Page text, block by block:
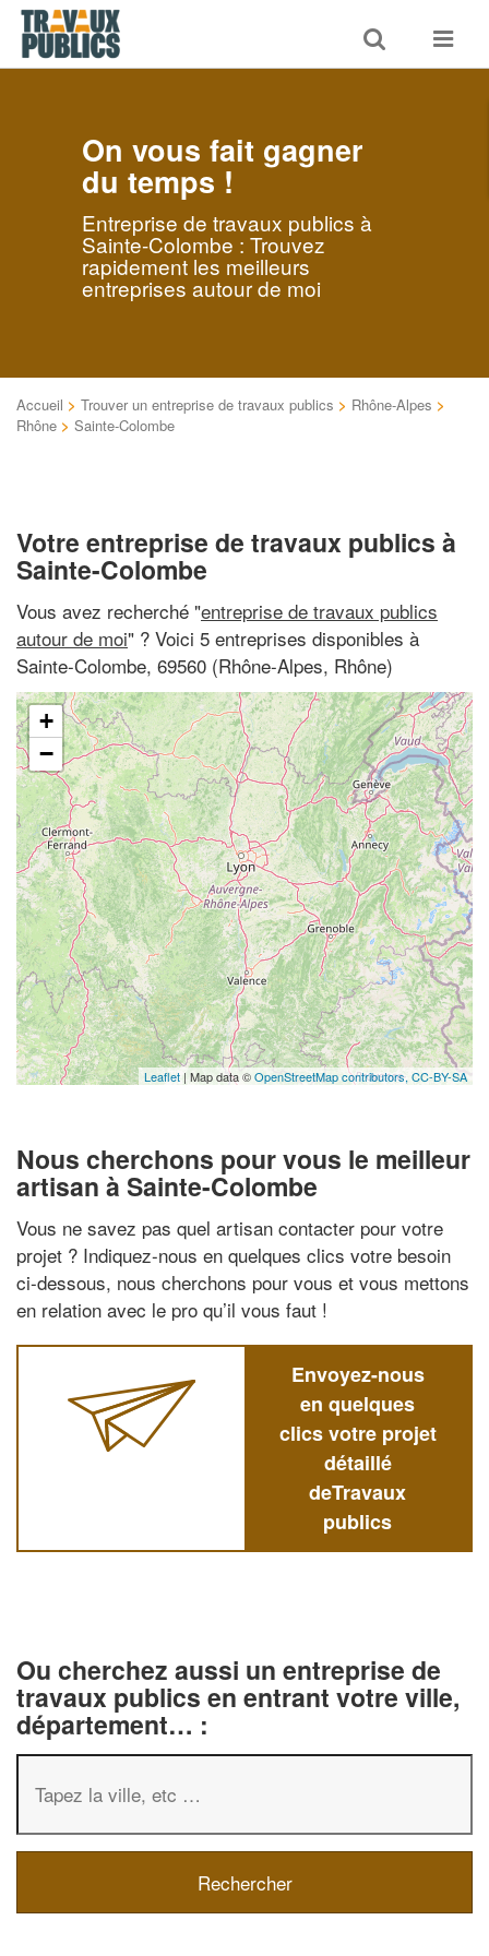
Toggle
search
Toggle
On vous fait gagner
du temps !
Entreprise de travaux publics à
Sainte-Colombe : Trouvez
rapidement les meilleurs
entreprises autour de moi
Accueil > Trouver un entreprise de travaux publics > Rhône-Alpes >
Rhône > Sainte-Colombe
Votre entreprise de travaux publics à
Sainte-Colombe
Vous avez recherché "entreprise de travaux publics
autour de moi" ? Voici 5 entreprises disponibles à
Sainte-Colombe, 69560 (Rhône-Alpes, Rhône)
+
−
Leaflet | Map data ©OpenStreetMap contributors, CC-BY-SA
Nous cherchons pour vous le meilleur
artisan à Sainte-Colombe
Vous ne savez pas quel artisan contacter pour votre
projet ? Indiquez-nous en quelques clics votre besoin
ci-dessous, nous cherchons pour vous et vous mettons
en relation avec le pro qu’il vous faut !
Envoyez-nous
en quelques
clics votre projet
détaillé
deTravaux
publics
Ou cherchez aussi un entreprise de
travaux publics en entrant votre ville,
département… :